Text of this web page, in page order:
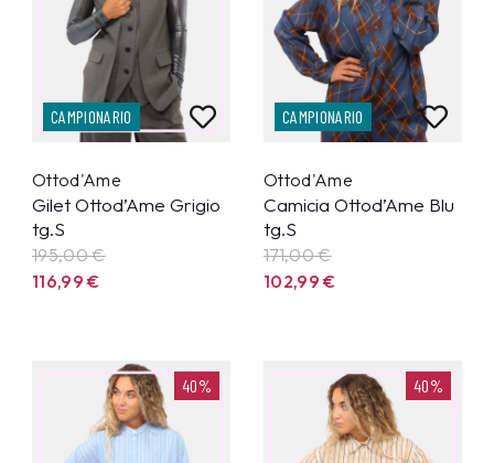
CAMPIONARIO
Ottod'Ame
Gilet Ottod’Ame Grigio
tg.S
195,00 €
116,99€
CAMPIONARIO
Ottod'Ame
Camicia Ottod’Ame Blu
tg.S
171,00 €
102,99€
40% 40%